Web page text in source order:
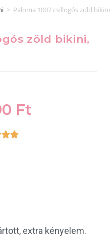
> Paloma 1007 csillogós zöld
zöld bikini,
Ft

extra kényelem.